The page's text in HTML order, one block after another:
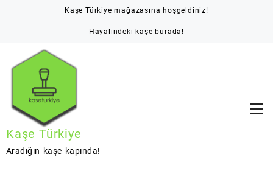
Kaşe Türkiye mağazasına hoşgeldiniz!
Hayalindeki kaşe burada!
Kaşe Türkiye
Aradığın kaşe kapında!